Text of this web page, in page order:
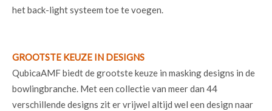
het back-light systeem toe te voegen.
GROOTSTE KEUZE IN DESIGNS
QubicaAMF biedt de grootste keuze in masking designs in de
bowlingbranche. Met een collectie van meer dan 44
verschillende designs zit er vrijwel altijd wel een design naar